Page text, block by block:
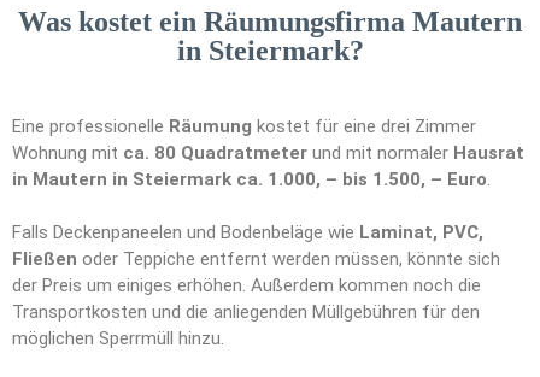
Was kostet ein Räumungsfirma Mautern
in Steiermark?
Eine professionelle Räumung kostet für eine drei Zimmer
Wohnung mit ca. 80 Quadratmeter und mit normaler Hausrat
in Mautern in Steiermark ca. 1.000, – bis 1.500, – Euro.
Falls Deckenpaneelen und Bodenbeläge wie Laminat, PVC,
Fließen oder Teppiche entfernt werden müssen, könnte sich
der Preis um einiges erhöhen. Außerdem kommen noch die
Transportkosten und die anliegenden Müllgebühren für den
möglichen Sperrmüll hinzu.